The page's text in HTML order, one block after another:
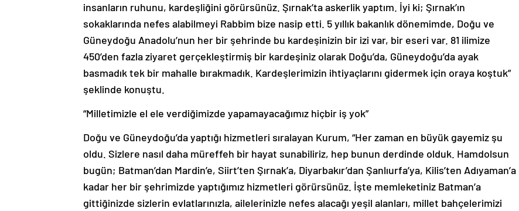
insanların ruhunu, kardeşliğini görürsünüz. Şırnak’ta askerlik yaptım. İyi ki; Şırnak’ın
sokaklarında nefes alabilmeyi Rabbim bize nasip etti. 5 yıllık bakanlık dönemimde, Doğu ve
Güneydoğu Anadolu’nun her bir şehrinde bu kardeşinizin bir izi var, bir eseri var. 81 ilimize
450’den fazla ziyaret gerçekleştirmiş bir kardeşiniz olarak Doğu’da, Güneydoğu’da ayak
basmadık tek bir mahalle bırakmadık. Kardeşlerimizin ihtiyaçlarını gidermek için oraya koştuk”
şeklinde konuştu.
“Milletimizle el ele verdiğimizde yapamayacağımız hiçbir iş yok”
Doğu ve Güneydoğu’da yaptığı hizmetleri sıralayan Kurum, “Her zaman en büyük gayemiz şu
oldu. Sizlere nasıl daha müreffeh bir hayat sunabiliriz, hep bunun derdinde olduk. Hamdolsun
bugün; Batman’dan Mardin’e, Siirt’ten Şırnak’a, Diyarbakır’dan Şanlıurfa’ya, Kilis’ten Adıyaman’a
kadar her bir şehrimizde yaptığımız hizmetleri görürsünüz. İşte memleketiniz Batman’a
gittiğinizde sizlerin evlatlarınızla, ailelerinizle nefes alacağı yeşil alanları, millet bahçelerimizi